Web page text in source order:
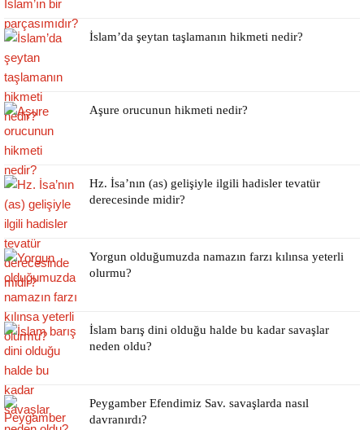
İslam’da şeytan taşlamanın hikmeti nedir?
Aşure orucunun hikmeti nedir?
Hz. İsa’nın (as) gelişiyle ilgili hadisler tevatür
derecesinde midir?
Yorgun olduğumuzda namazın farzı kılınsa yeterli
olurmu?
İslam barış dini olduğu halde bu kadar savaşlar
neden oldu?
Peygamber Efendimiz Sav. savaşlarda nasıl
davranırdı?